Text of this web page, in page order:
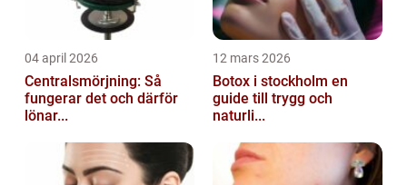
04 april 2026
Centralsmörjning: Så
fungerar det och därför
lönar...
12 mars 2026
Botox i stockholm en
guide till trygg och
naturli...